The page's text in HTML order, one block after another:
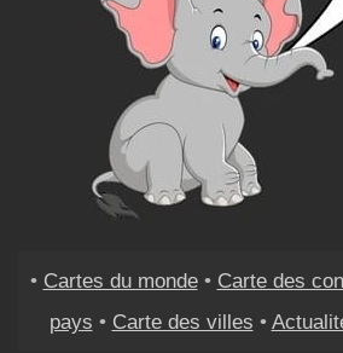
• Cartes du monde• Carte des
pays • Carte des villes •